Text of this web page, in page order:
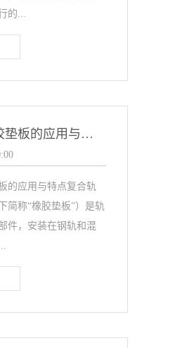
的...
复合轨枕橡胶垫板的应用与特点
的应用与特点复合轨
简称“橡胶垫板”）是轨
件，安装在钢轨和混